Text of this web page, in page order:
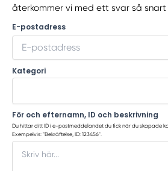
återkommer vi med ett svar så snart
E-postadress
Kategori
För och efternamn, ID och beskrivning
Du hittar ditt ID i e-postmeddelandet du fick när du skapade
Exempelvis: "Bekräftelse, ID: 123456".